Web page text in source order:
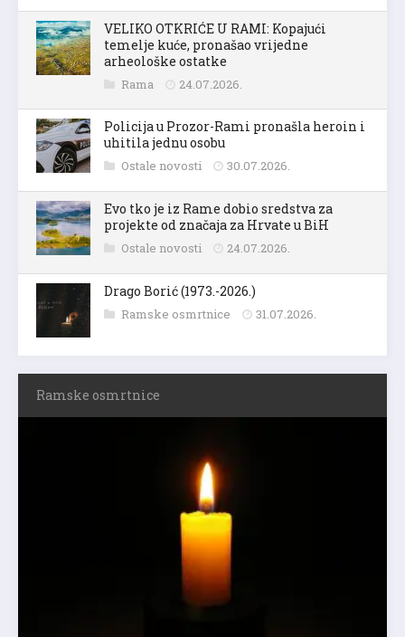
VELIKO OTKRIĆE U RAMI: Kopajući
temelje kuće, pronašao vrijedne
arheološke ostatke
Rama 24.07.2026.
Policija u Prozor-Rami pronašla heroin i
uhitila jednu osobu
Ostale novosti 30.07.2026.
Evo tko je iz Rame dobio sredstva za
projekte od značaja za Hrvate u BiH
Ostale novosti 24.07.2026.
Drago Borić (1973.-2026.)
Ramske osmrtnice 31.07.2026.
Ramske osmrtnice